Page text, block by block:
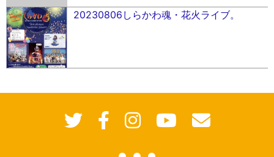
20230806しらかわ魂・花火ライブ。